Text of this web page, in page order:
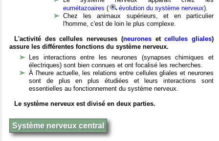
eumétazoaires ( évolution du système nerveux).
Chez les animaux supérieurs, et en particulier
l'homme, c'est de loin le plus complexe.
L'activité des cellules nerveuses (neuronesetcellules gliales)
assure les différentes fonctions du système nerveux.
Les interactions entre les neurones (synapses chimiques et
électriques) sont bien connues et ont focalisé les recherches.
À l'heure actuelle, les relations entre cellules gliales et neurones
sont de plus en plus étudiées et leurs interactions sont
essentielles au fonctionnement du système nerveux.
Le système nerveux est divisé en deux parties.
Système nerveux central